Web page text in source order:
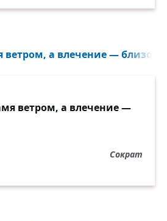
ветром, а влечение —
ветром, а влечение —
Сократ